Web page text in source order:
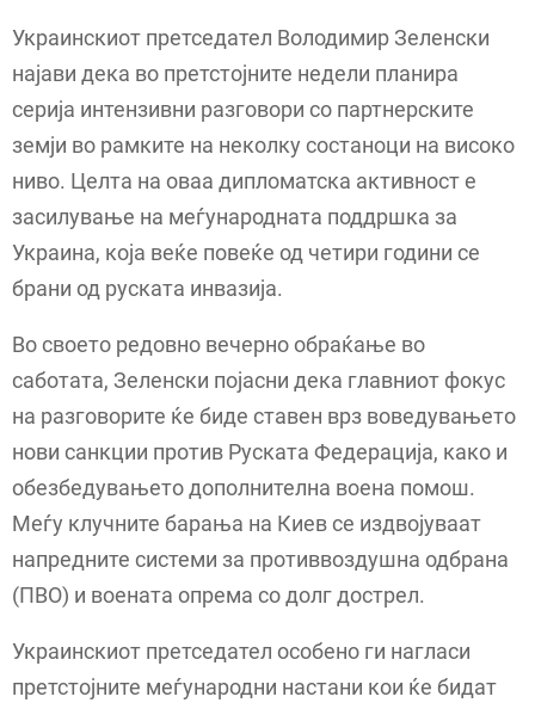
Украинскиот претседател Володимир Зеленски
најави дека во претстојните недели планира
серија интензивни разговори со партнерските
земји во рамките на неколку состаноци на високо
ниво. Целта на оваа дипломатска активност е
засилување на меѓународната поддршка за
Украина, која веќе повеќе од четири години се
брани од руската инвазија.
Во своето редовно вечерно обраќање во
саботата, Зеленски појасни дека главниот фокус
на разговорите ќе биде ставен врз воведувањето
нови санкции против Руската Федерација, како и
обезбедувањето дополнителна воена помош.
Меѓу клучните барања на Киев се издвојуваат
напредните системи за противвоздушна одбрана
(ПВО) и воената опрема со долг дострел.
Украинскиот претседател особено ги нагласи
претстојните меѓународни настани кои ќе бидат